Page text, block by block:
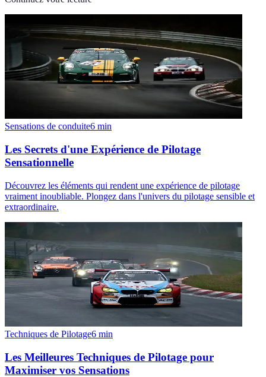
Sensations de conduite6 min
Les Secrets d'une Expérience de Pilotage
Sensationnelle
Découvrez les éléments qui rendent une expérience de pilotage
vraiment inoubliable. Plongez dans l'univers du pilotage sensible et
extraordinaire.
Techniques de Pilotage6 min
Les Meilleures Techniques de Pilotage pour
Maximiser vos Sensations